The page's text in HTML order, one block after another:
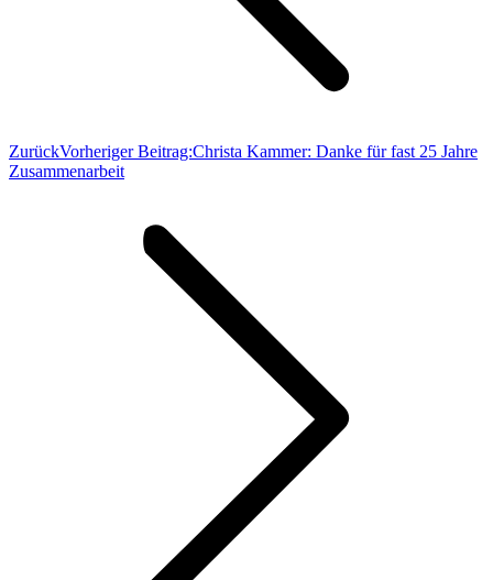
ZurückVorheriger Beitrag:Christa Kammer: Danke für fast 25 Jahre
Zusammenarbeit